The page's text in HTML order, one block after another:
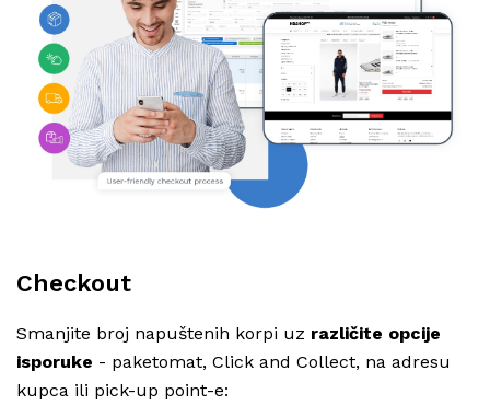
Checkout
Smanjite broj napuštenih korpi uz različite opcije
isporuke - paketomat, Click and Collect, na adresu
kupca ili pick-up point-e: